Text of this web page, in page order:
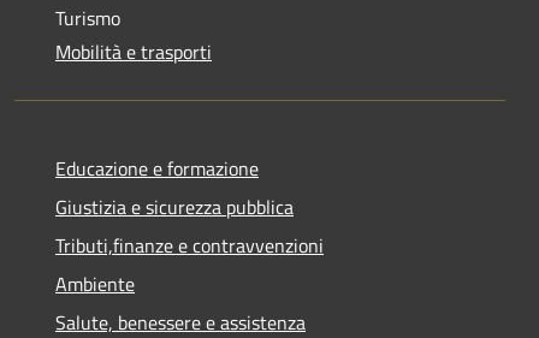
Turismo
Mobilità e trasporti
Educazione e formazione
Giustizia e sicurezza pubblica
Tributi,finanze e contravvenzioni
Ambiente
Salute, benessere e assistenza